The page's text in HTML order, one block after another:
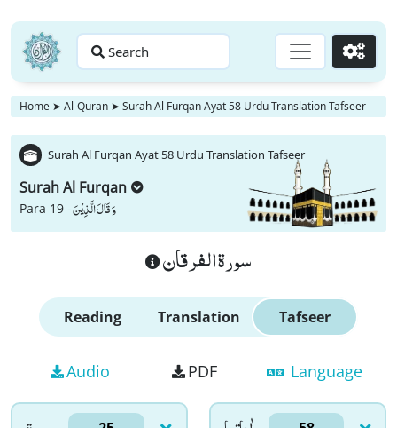
Search Go
Home ➤ Al-Quran ➤ Surah Al Furqan Ayat 58 Urdu Translation Tafseer
Surah Al Furqan Ayat 58 Urdu Translation Tafseer
Surah Al Furqan
Para 19 -وَ قَالَ الَّذِیْنَ
سورة الفرقان
Reading Translation Tafseer
Audio PDF Language